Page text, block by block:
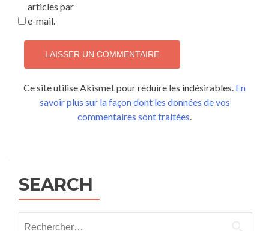
articles par
e-mail.
Ce site utilise Akismet pour réduire les indésirables. En
savoir plus sur la façon dont les données de vos
commentaires sont traitées.
SEARCH